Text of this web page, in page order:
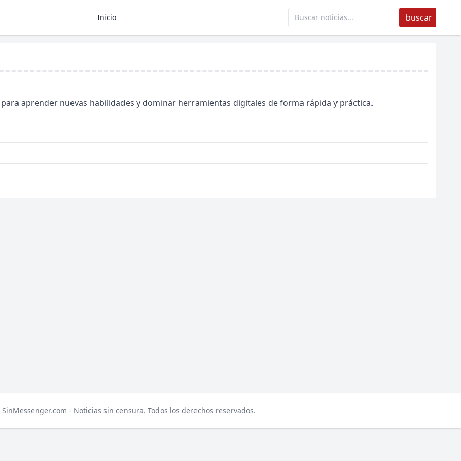
Inicio buscar
aprender nuevas habilidades y dominar herramientas digitales de forma rápida y práctica.
- Noticias sin censura. Todos los derechos reservados.